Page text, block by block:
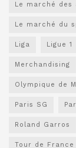
Le marché
Le marché du
Liga Ligue 1
Merchandising
Olympique de
Paris SG
Roland Garros
Tour de France